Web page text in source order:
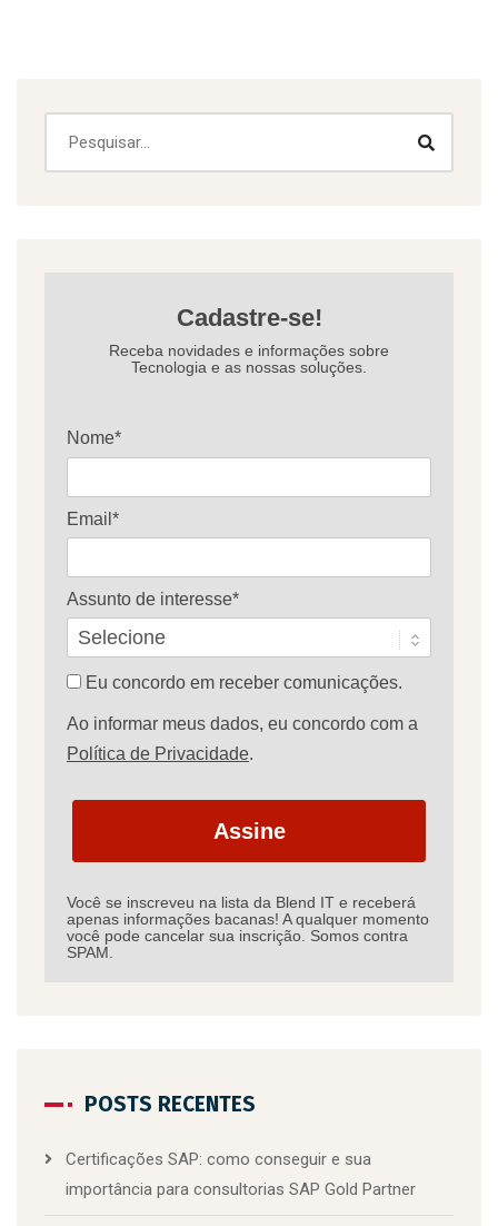
Cadastre-se!
Receba novidades e informações sobre
Tecnologia e as nossas soluções.
Nome*
Email*
Assunto de interesse*
Eu concordo em receber comunicações.
Ao informar meus dados, eu concordo com a
Política de Privacidade.
Assine
Você se inscreveu na lista da Blend IT e receberá
apenas informações bacanas! A qualquer momento
você pode cancelar sua inscrição. Somos contra
SPAM.
POSTS RECENTES
Certificações SAP: como conseguir e sua
importância para consultorias SAP Gold Partner